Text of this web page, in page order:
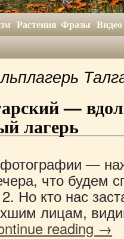
Растения Фразы Видео
—
лагерь
фотографии —
что будем
Но кто нас
лицам,
reading →